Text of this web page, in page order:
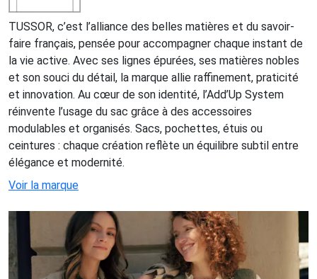
TUSSOR, c’est l’alliance des belles matières et du savoir-
faire français, pensée pour accompagner chaque instant de
la vie active. Avec ses lignes épurées, ses matières nobles
et son souci du détail, la marque allie raffinement, praticité
et innovation. Au cœur de son identité, l’Add’Up System
réinvente l’usage du sac grâce à des accessoires
modulables et organisés. Sacs, pochettes, étuis ou
ceintures : chaque création reflète un équilibre subtil entre
élégance et modernité.
Voir la marque